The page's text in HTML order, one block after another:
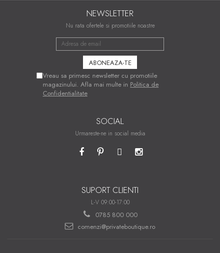
NEWSLETTER
Nu rata ofertele si promotiile noastre
Vreau sa primesc newsletter cu promotiile
magazinului. Afla mai multe in Politica de
Confidentialitate
SOCIAL
Urmareste-ne in social media
SUPORT CLIENTI
L-V 09:00-17:00
0785 800 000
comenzi@privateboutique.ro